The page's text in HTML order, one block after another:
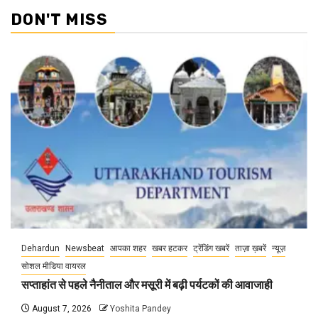
DON'T MISS
Dehardun Newsbeat आपका शहर खबर हटकर ट्रेंडिंग खबरें ताज़ा ख़बरें न्यूज़
सोशल मीडिया वायरल
सप्ताहांत से पहले नैनीताल और मसूरी में बढ़ी पर्यटकों की आवाजाही
August 7, 2026 Yoshita Pandey